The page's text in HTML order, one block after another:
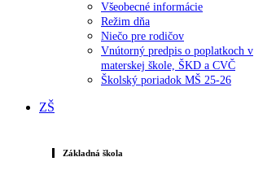
Všeobecné informácie
Režim dňa
Niečo pre rodičov
Vnútorný predpis o poplatkoch v
materskej škole, ŠKD a CVČ
Školský poriadok MŠ 25-26
ZŠ
Základná škola